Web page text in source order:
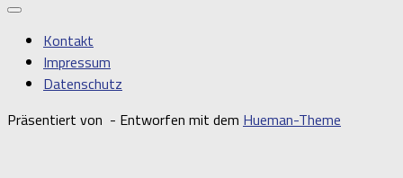
Kontakt
Impressum
Datenschutz
Präsentiert von - Entworfen mit dem Hueman-Theme